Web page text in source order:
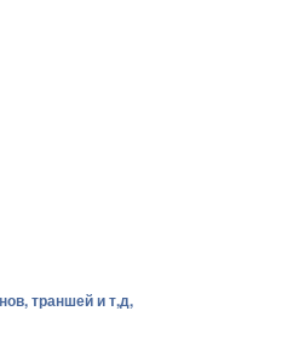
траншей и т,д,